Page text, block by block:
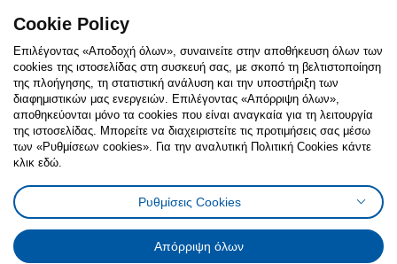
Follow us:
FacebookInstagram
TikTokYoutubePinterestTwitter
Πολιτική CookiesΔήλωση ψηφιακής προσβασιμότητας
Ρυθμίσεις cookiesΌροι Χρήσης
Γενική Πολιτική Προσωπικών Δεδομένων
Πολιτική Προσωπικών Δεδομένων για ΙΚΕΑ.gr
Κώδικας Καταναλωτικής Δεοντολογίας
Cookie Policy
Επιλέγοντας «Αποδοχή όλων», συναινείτε στην αποθήκευση όλων των
cookies της ιστοσελίδας στη συσκευή σας, με σκοπό τη βελτιστοποίηση
της πλοήγησης, τη στατιστική ανάλυση και την υποστήριξη των
διαφημιστικών μας ενεργειών. Επιλέγοντας «Απόρριψη όλων»,
αποθηκεύονται μόνο τα cookies που είναι αναγκαία για τη λειτουργία
της ιστοσελίδας. Μπορείτε να διαχειριστείτε τις προτιμήσεις σας μέσω
των «Ρυθμίσεων cookies». Για την αναλυτική Πολιτική Cookies κάντε
κλικ εδώ.
Ρυθμίσεις Cookies
Απόρριψη όλων